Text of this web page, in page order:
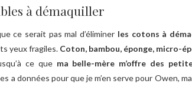
à démaquiller
ce serait pas mal d’éliminer les cotons à
yeux fragiles. Coton, bambou, éponge, micro-
ce que ma belle-mère m’offre des
a données pour que je m’en serve pour Owen,